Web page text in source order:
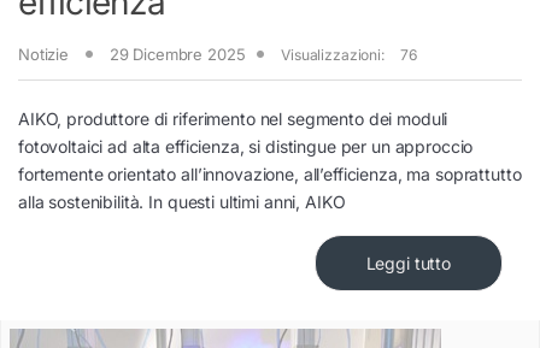
Notizie 29 Dicembre 2025 Visualizzazioni: 76
AIKO, produttore di riferimento nel segmento dei moduli
fotovoltaici ad alta efficienza, si distingue per un approccio
fortemente orientato all’innovazione, all’efficienza, ma soprattutto
alla sostenibilità. In questi ultimi anni, AIKO
Leggi tutto